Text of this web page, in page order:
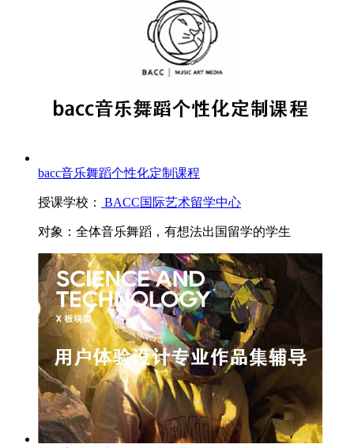
bacc音乐舞蹈个性化定制课程
授课学校： BACC国际艺术留学中心
对象： 全体音乐舞蹈，有想法出国留学的学生